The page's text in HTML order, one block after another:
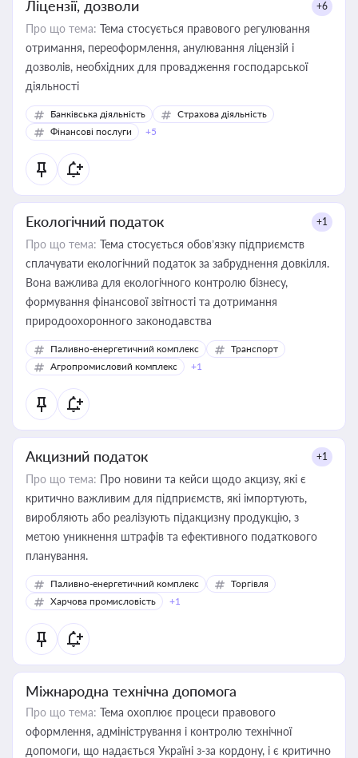
Ліцензії, дозволи +6
Про що тема: Тема стосується правового регулювання
отримання, переоформлення, анулювання ліцензій і
дозволів, необхідних для провадження господарської
діяльності
Банківська діяльність
Страхова діяльність
Фінансові послуги
+5
Екологічний податок +1
Про що тема: Тема стосується обов’язку підприємств
сплачувати екологічний податок за забруднення довкілля.
Вона важлива для екологічного контролю бізнесу,
формування фінансової звітності та дотримання
природоохоронного законодавства
Паливно-енергетичний комплекс
Транспорт
Агропромисловий комплекс
+1
Акцизний податок +1
Про що тема: Про новини та кейси щодо акцизу, які є
критично важливим для підприємств, які імпортують,
виробляють або реалізують підакцизну продукцію, з
метою уникнення штрафів та ефективного податкового
планування.
Паливно-енергетичний комплекс
Торгівля
Харчова промисловість
+1
Міжнародна технічна допомога
Про що тема: Тема охоплює процеси правового
оформлення, адміністрування і контролю технічної
допомоги, що надається Україні з-за кордону, і є критично